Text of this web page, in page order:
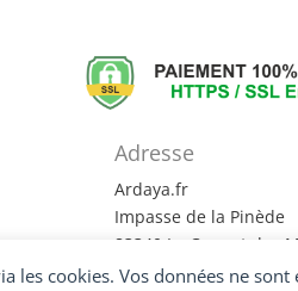
cookies. Vos données ne
Adresse
Ardaya.fr
Impasse de la Pinède
83340 Le Cannet des